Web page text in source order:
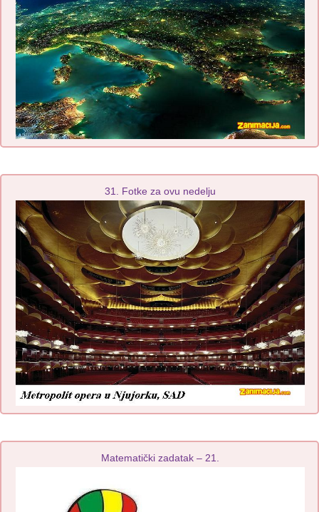
31. Fotke za ovu nedelju
Matematički zadatak – 21.